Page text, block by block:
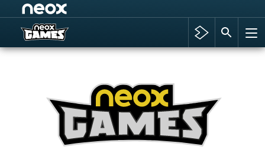
Hyrule Warriors: La Era del Cataclismo
Super Mario cafetería oficial
Cyberpunk 2077
Hyrule Warriors
Asia peculiar tradición